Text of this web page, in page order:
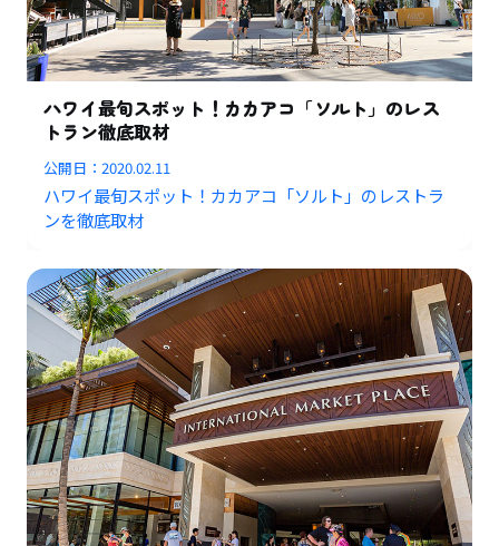
ハワイ最旬スポット！カカアコ「ソルト」のレス
トラン徹底取材
公開日：2020.02.11
ハワイ最旬スポット！カカアコ「ソルト」のレストラ
ンを徹底取材